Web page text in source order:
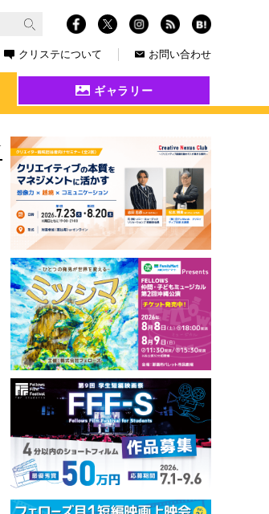
クリステについて お問い合わせ
ギャラリー